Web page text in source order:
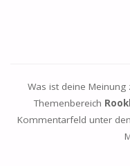
Was ist deine
Themenbereich
Kommentarfeld unter